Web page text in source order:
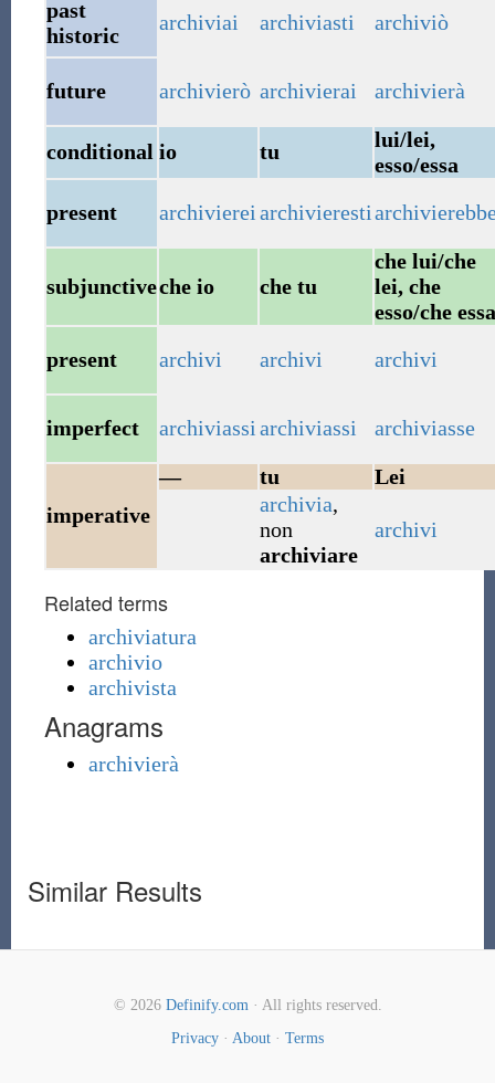
past
historic
archiviai archiviasti archiviò
future archivierò archivierai archivierà
conditional io tu
lui/lei,
esso/essa
present
archivierei archivieresti
subjunctiveche io che tu
che lui/che
lei, che
esso/che essa
present
archivi archivi archivi
imperfect archiviassi archiviassi archiviasse
imperative
— tu
Lei
archivia,
non
archiviare
archivi
Related terms
archiviatura
archivio
archivista
Anagrams
archivierà
Similar Results
© 2026 Definify.com· All rights reserved.
Privacy · About · Terms